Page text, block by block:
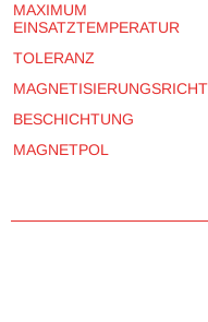
MAXIMUM
EINSATZTEMPERATUR
TOLERANZ
BESCHICHTUNG
MAGNETPOL